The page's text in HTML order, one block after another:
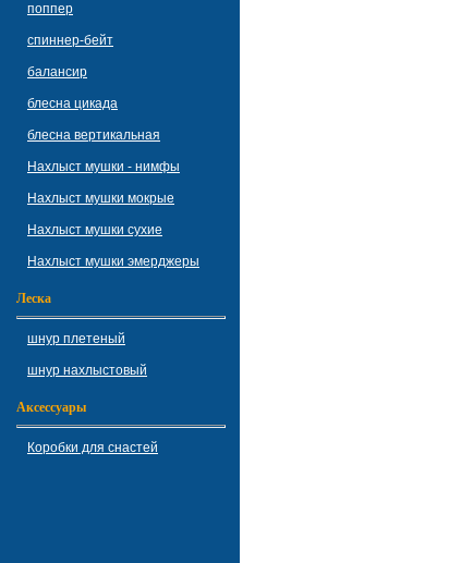
поппер
спиннер-бейт
балансир
блесна цикада
блесна вертикальная
Нахлыст мушки - нимфы
Нахлыст мушки мокрые
Нахлыст мушки сухие
Нахлыст мушки эмерджеры
Леска
шнур плетеный
шнур нахлыстовый
Аксессуары
Коробки для снастей